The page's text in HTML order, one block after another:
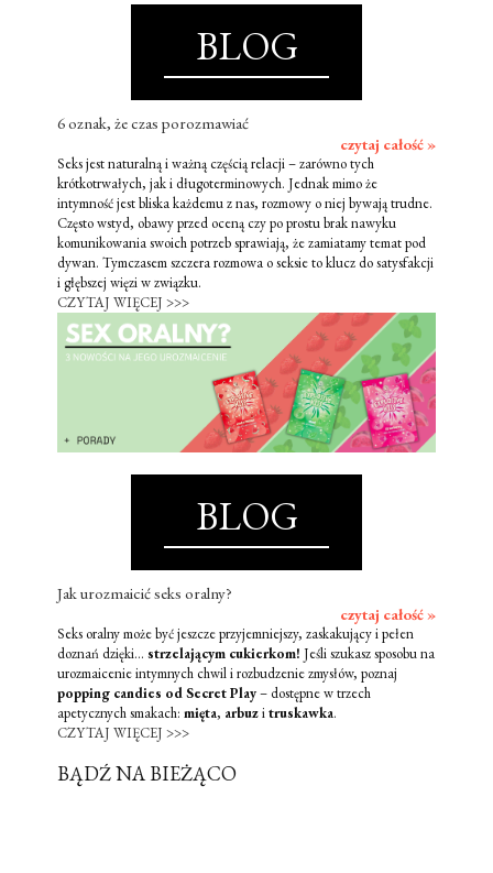
BLOG
6 oznak, że czas porozmawiać
czytaj całość »
Seks jest naturalną i ważną częścią relacji – zarówno tych
krótkotrwałych, jak i długoterminowych. Jednak mimo że
intymność jest bliska każdemu z nas, rozmowy o niej bywają trudne.
Często wstyd, obawy przed oceną czy po prostu brak nawyku
komunikowania swoich potrzeb sprawiają, że zamiatamy temat pod
dywan. Tymczasem szczera rozmowa o seksie to klucz do satysfakcji
i głębszej więzi w związku.
CZYTAJ WIĘCEJ >>>
BLOG
Jak urozmaicić seks oralny?
czytaj całość »
Seks oralny może być jeszcze przyjemniejszy, zaskakujący i pełen
doznań dzięki... strzelającym cukierkom! Jeśli szukasz sposobu na
urozmaicenie intymnych chwil i rozbudzenie zmysłów, poznaj
popping candies od Secret Play– dostępne w trzech
apetycznych smakach: mięta, arbuzitruskawka.
CZYTAJ WIĘCEJ >>>
BĄDŹ NA BIEŻĄCO